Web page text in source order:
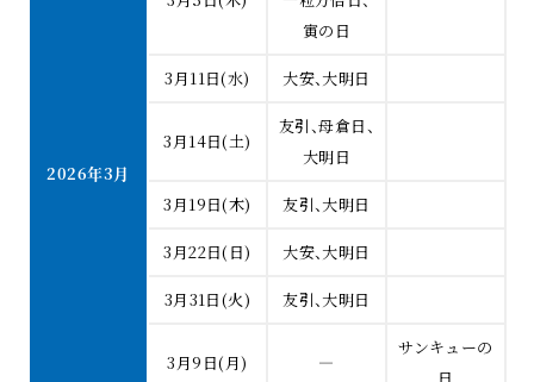
2026年3月
寅の日
3月11日(水) 大安、大明日
3月14日(土)
友引、母倉日、
大明日
3月19日(木) 友引、大明日
3月22日(日) 大安、大明日
3月31日(火) 友引、大明日
3月9日(月) ―
サンキューの
日